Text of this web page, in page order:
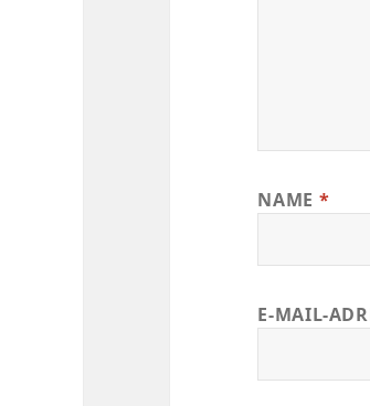
NAME *
E-MAIL-